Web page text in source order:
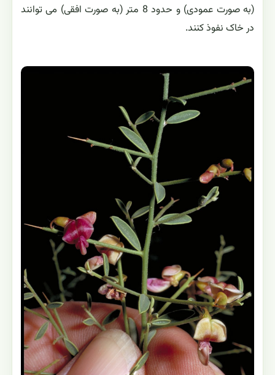
(به صورت عمودی) و حدود 8 متر (به صورت افقی) می توانند
در خاک نفوذ کنند.